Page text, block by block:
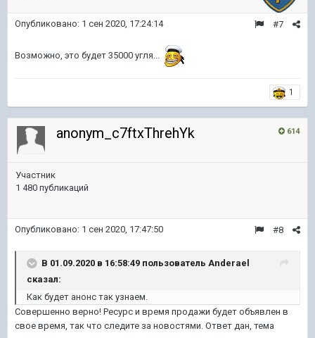
#7
Опубликовано: 1 сен 2020, 17:24:14
Возможно, это будет 35000 угля...
1
614
anonym_c7ftxThrehYk
Участник
1 480 публикаций
#8
Опубликовано: 1 сен 2020, 17:47:50
В 01.09.2020 в 16:58:49 пользователь Anderael
сказал:
Как будет анонс так узнаем.
Совершенно верно! Ресурс и время продажи будет объявлен в
свое время, так что следите за новостями. Ответ дан, тема